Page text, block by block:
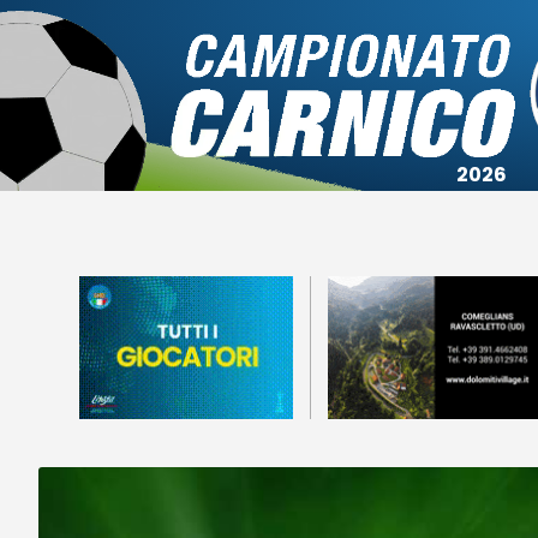
Campionato Coppa Squadre Calendari